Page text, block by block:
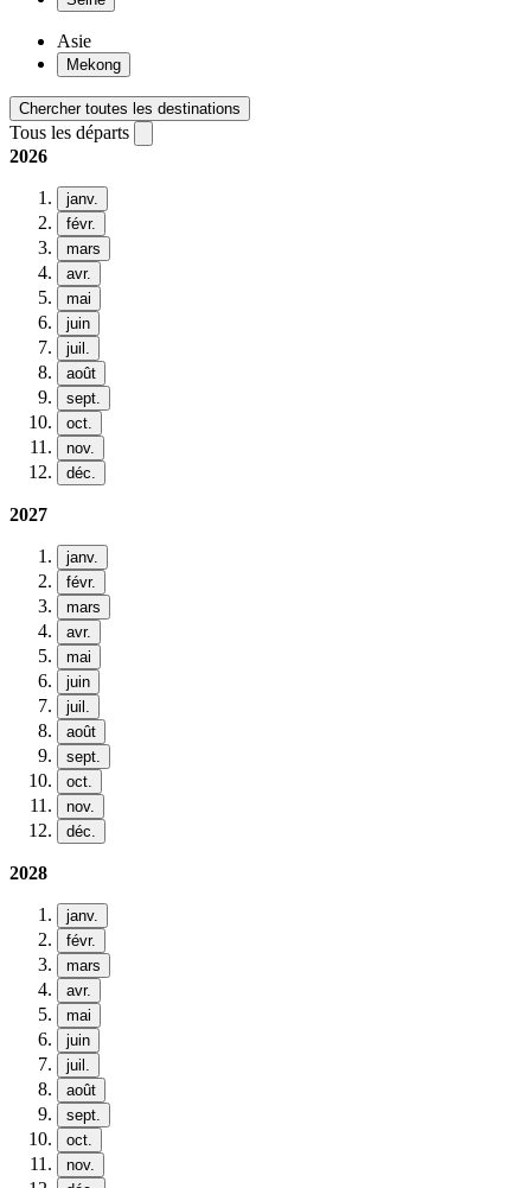
Asie
Mekong
Chercher toutes les destinations
Tous les départs
2026
janv.
févr.
mars
avr.
mai
juin
juil.
août
sept.
oct.
nov.
déc.
2027
janv.
févr.
mars
avr.
mai
juin
juil.
août
sept.
oct.
nov.
déc.
2028
janv.
févr.
mars
avr.
mai
juin
juil.
août
sept.
oct.
nov.